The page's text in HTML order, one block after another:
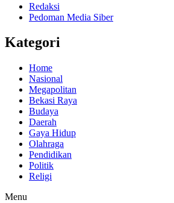
Redaksi
Pedoman Media Siber
Kategori
Home
Nasional
Megapolitan
Bekasi Raya
Budaya
Daerah
Gaya Hidup
Olahraga
Pendidikan
Politik
Religi
Menu